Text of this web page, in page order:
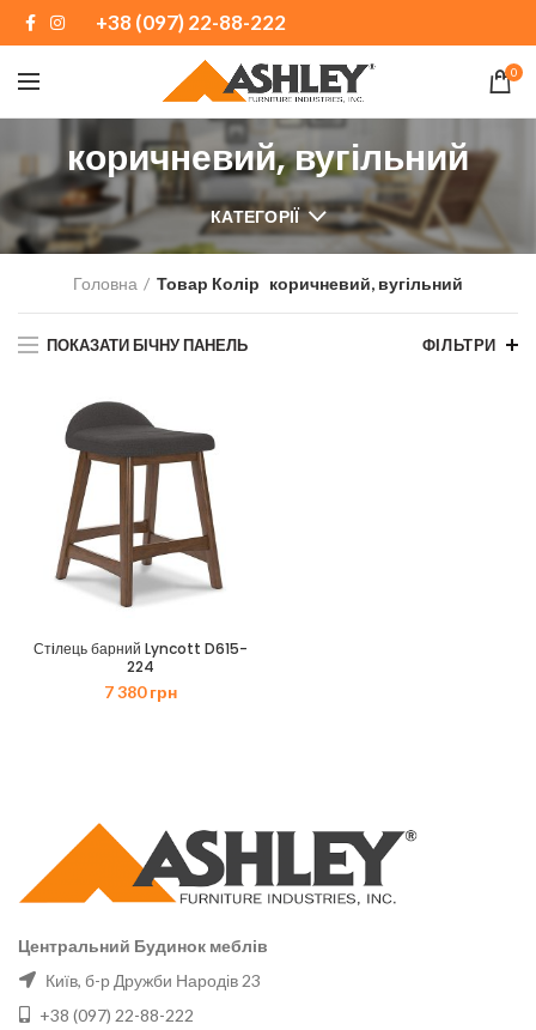
+38 (097) 22-88-222
0
коричневий, вугільний
КАТЕГОРІЇ
Головна Товар Колір коричневий, вугільний
ПОКАЗАТИ БІЧНУ ПАНЕЛЬ ФІЛЬТРИ
Стiлець барний Lyncott D615-
224
7 380грн
Центральний Будинок меблів
Київ, б-р Дружби Народів 23
+38 (097) 22-88-222